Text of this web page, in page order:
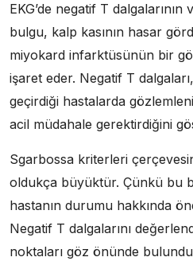
EKG’de negatif T dalgalarının
bulgu, kalp kasının hasar
miyokard infarktüsünün bir
işaret eder. Negatif T
geçirdiği hastalarda
acil müdahale gerektirdiğini
Sgarbossa kriterleri
oldukça büyüktür. Çünkü bu
hastanın durumu hakkında
Negatif T dalgalarını
noktaları göz önünde